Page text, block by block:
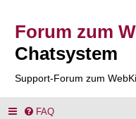
Forum zum
Chatsystem
Support-Forum zum
FAQ